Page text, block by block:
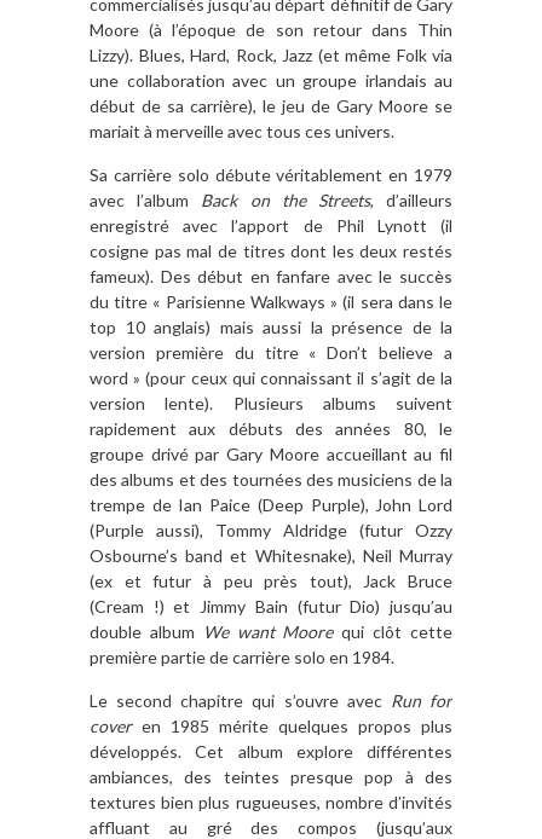
commercialisés jusqu’au départ définitif de Gary
Moore (à l’époque de son retour dans Thin
Lizzy). Blues, Hard, Rock, Jazz (et même Folk via
une collaboration avec un groupe irlandais au
début de sa carrière), le jeu de Gary Moore se
mariait à merveille avec tous ces univers.
Sa carrière solo débute véritablement en 1979
avec l’album Back on the Streets, d’ailleurs
enregistré avec l’apport de Phil Lynott (il
cosigne pas mal de titres dont les deux restés
fameux). Des début en fanfare avec le succès
du titre « Parisienne Walkways » (il sera dans le
top 10 anglais) mais aussi la présence de la
version première du titre « Don’t believe a
word » (pour ceux qui connaissant il s’agit de la
version lente). Plusieurs albums suivent
rapidement aux débuts des années 80, le
groupe drivé par Gary Moore accueillant au fil
des albums et des tournées des musiciens de la
trempe de Ian Paice (Deep Purple), John Lord
(Purple aussi), Tommy Aldridge (futur Ozzy
Osbourne’s band et Whitesnake), Neil Murray
(ex et futur à peu près tout), Jack Bruce
(Cream !) et Jimmy Bain (futur Dio) jusqu’au
double album We want Moorequi clôt cette
première partie de carrière solo en 1984.
Le second chapitre qui s’ouvre avec Run for
coveren 1985 mérite quelques propos plus
développés. Cet album explore différentes
ambiances, des teintes presque pop à des
textures bien plus rugueuses, nombre d’invités
affluant au gré des compos (jusqu’aux